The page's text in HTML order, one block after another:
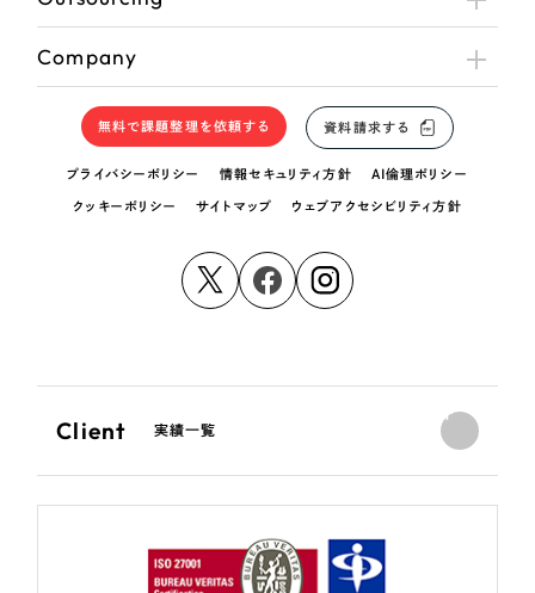
Company
無料で課題整理を依頼する 資料請求する
プライバシーポリシー 情報セキュリティ方針 AI倫理ポリシー
クッキーポリシー サイトマップ ウェブアクセシビリティ方針
Client 実績一覧